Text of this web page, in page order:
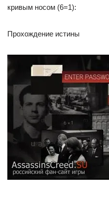
кривым носом (6=1):
Прохождение истины